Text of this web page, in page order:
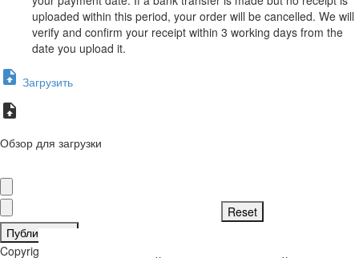
uploaded within this period, your order will be cancelled. We will
verify and confirm your receipt within 3 working days from the
date you upload it.
Загрузить
Обзор для загрузки
Публиковать
Copyright © 2026 . Все права защищены.